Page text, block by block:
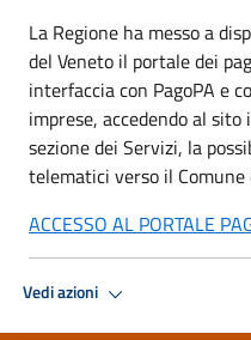
La Regione ha messo a
del Veneto il portale dei
interfaccia con PagoPA e
imprese, accedendo al
sezione dei Servizi, la
telematici verso il Comune
ACCESSO AL PORTALE
Vedi azioni